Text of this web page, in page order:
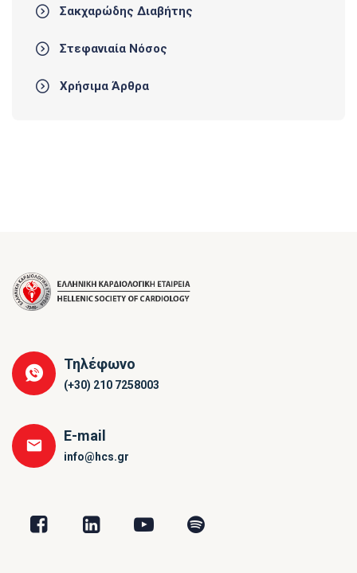
Σακχαρώδης Διαβήτης
Στεφανιαία Νόσος
Χρήσιμα Άρθρα
Τηλέφωνο
(+30) 210 7258003
E-mail
info@hcs.gr